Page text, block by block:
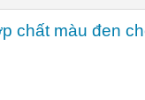
chất màu đen